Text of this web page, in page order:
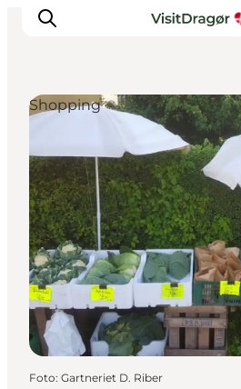
Oplev
Kultur & Historie
Byliv & Mad
Natur & Friluftsliv
For børn
Praktisk
Shopping
Foto: Gartneriet D. Riber